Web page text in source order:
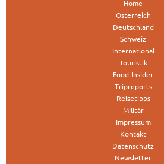
Home
Österreich
Deutschland
Schweiz
International
Touristik
Food-Insider
Tripreports
Reisetipps
Militär
Impressum
Kontakt
Datenschutz
Newsletter